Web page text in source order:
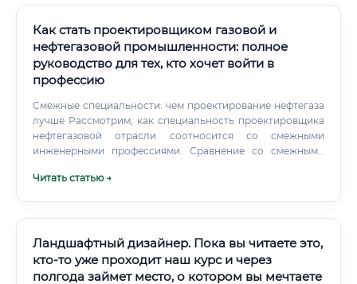
Как стать проектировщиком газовой и
нефтегазовой промышленности: полное
руководство для тех, кто хочет войти в
профессию
Смежные специальности: чем проектирование нефтегаза
лучше Рассмотрим, как специальность проектировщика
нефтегазовой отрасли соотносится со смежными
инженерными профессиями. Сравнение со смежными
выигрывает: ✅ Офисный формат работы (без
проектировщик может работать в любой отрасли ТЭК ✅
Стабильный спрос — отрасль нуждается в специалистах
вне зависимости от экономической ситуации ✅
Читать статью →
Ландшафтный дизайнер. Пока вы читаете это,
кто-то уже проходит наш курс и через
полгода займет место, о котором вы мечтаете